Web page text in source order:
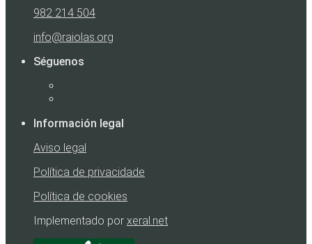
982 214 504
info@raiolas.org
Séguenos
Información legal
Aviso legal
Política de privacidade
Política de cookies
Implementado por xeral.net